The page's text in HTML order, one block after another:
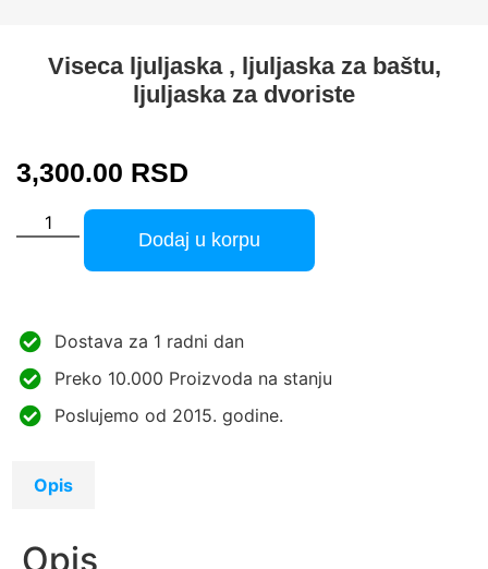
Viseca ljuljaska , ljuljaska za baštu,
ljuljaska za dvoriste
3,300.00 RSD
Dodaj u korpu
Dostava za 1 radni dan
Preko 10.000 Proizvoda na stanju
Poslujemo od 2015. godine.
Opis
Opis